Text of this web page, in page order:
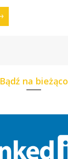
Bądź na bieżąco